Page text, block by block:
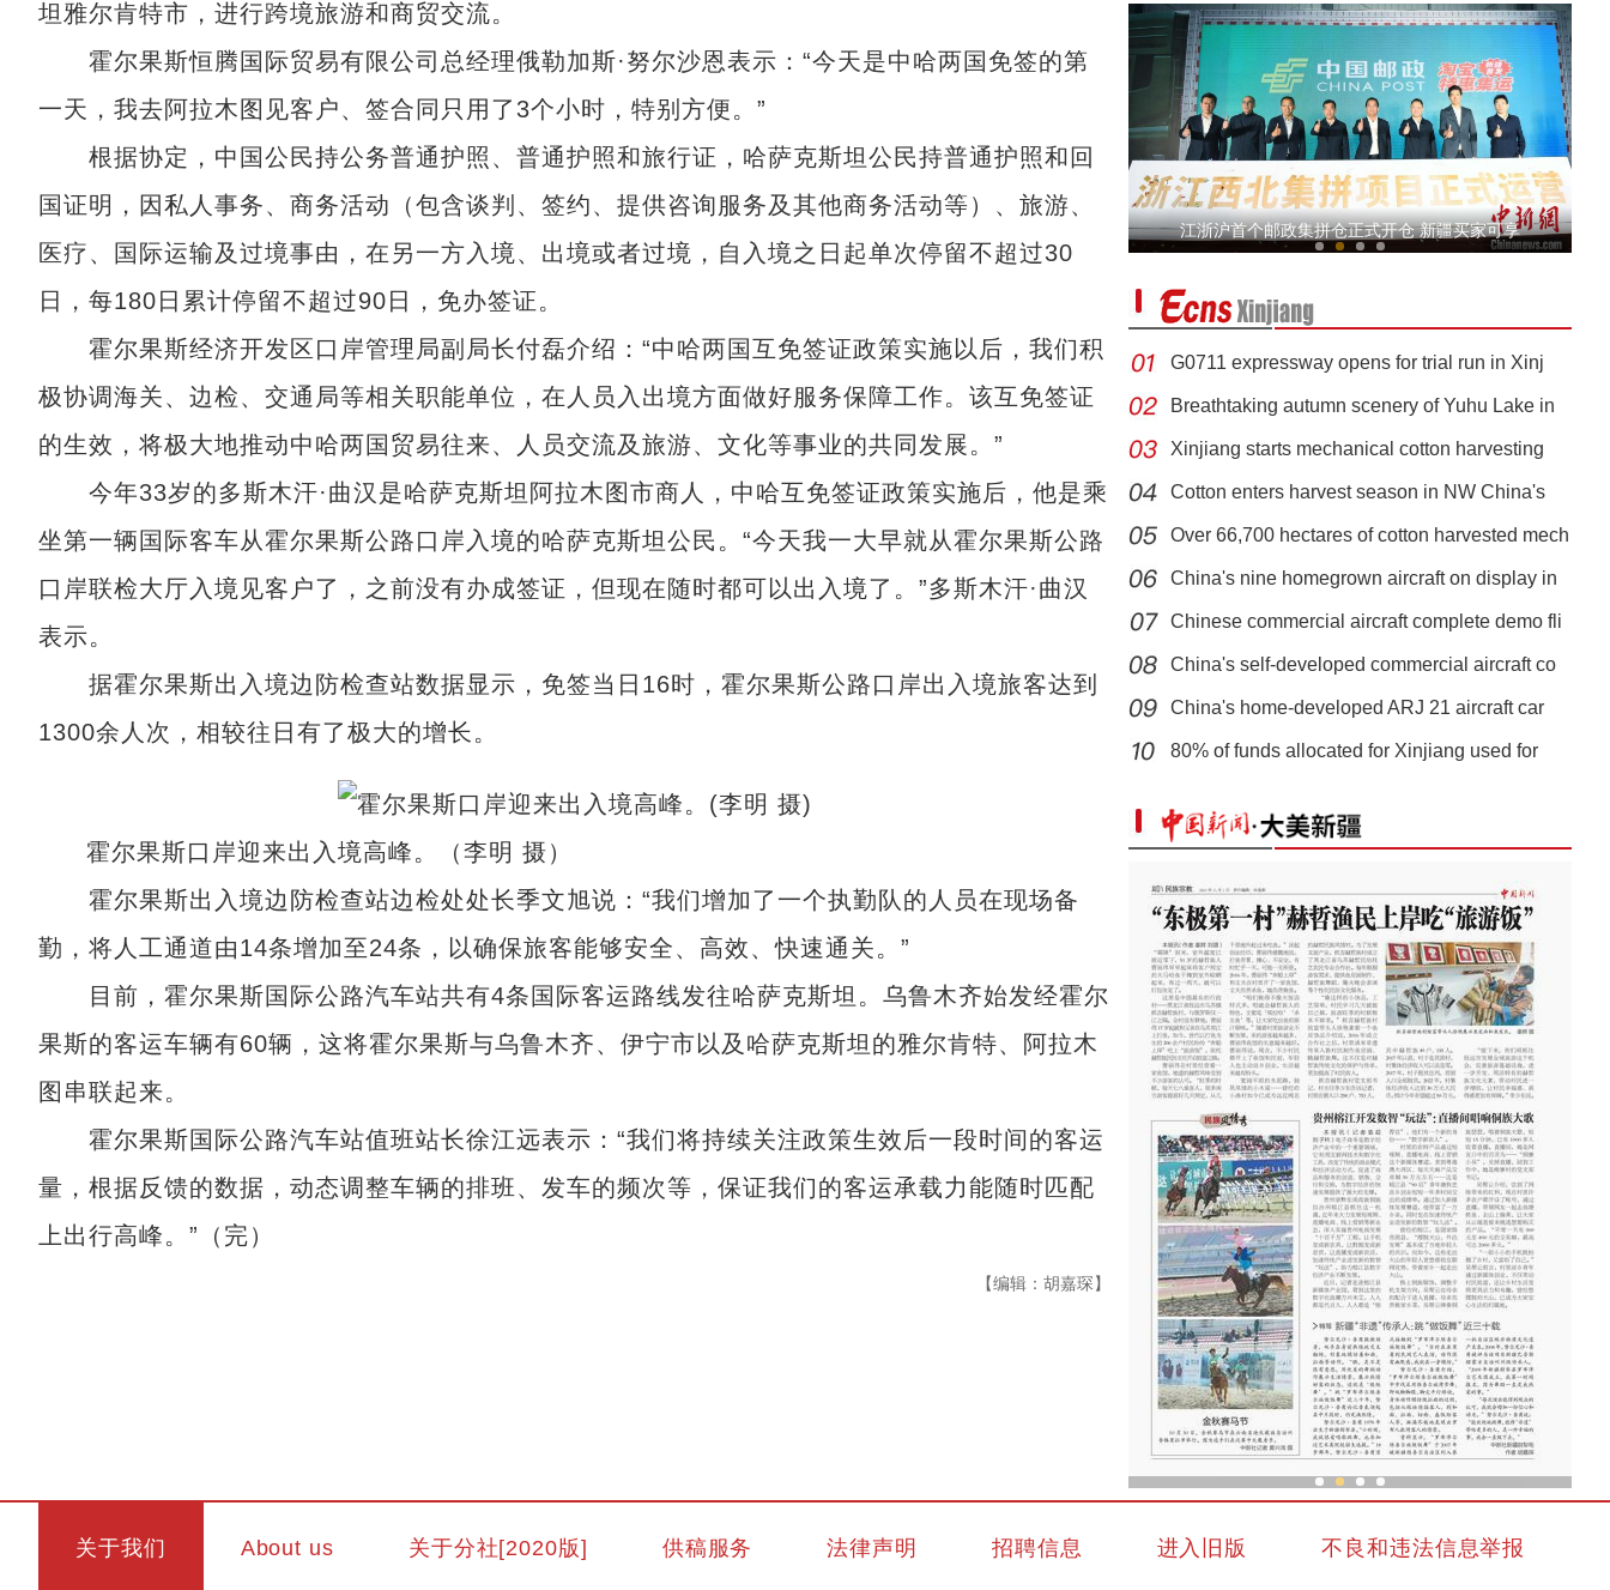
坦雅尔肯特市，进行跨境旅游和商贸交流。
霍尔果斯恒腾国际贸易有限公司总经理俄勒加斯·努尔沙恩表示：“今天是中哈两国免签的第
一天，我去阿拉木图见客户、签合同只用了3个小时，特别方便。”
根据协定，中国公民持公务普通护照、普通护照和旅行证，哈萨克斯坦公民持普通护照和回
国证明，因私人事务、商务活动（包含谈判、签约、提供咨询服务及其他商务活动等）、旅游、
医疗、国际运输及过境事由，在另一方入境、出境或者过境，自入境之日起单次停留不超过30
日，每180日累计停留不超过90日，免办签证。
霍尔果斯经济开发区口岸管理局副局长付磊介绍：“中哈两国互免签证政策实施以后，我们积
极协调海关、边检、交通局等相关职能单位，在人员入出境方面做好服务保障工作。该互免签证
的生效，将极大地推动中哈两国贸易往来、人员交流及旅游、文化等事业的共同发展。”
今年33岁的多斯木汗·曲汉是哈萨克斯坦阿拉木图市商人，中哈互免签证政策实施后，他是乘
坐第一辆国际客车从霍尔果斯公路口岸入境的哈萨克斯坦公民。“今天我一大早就从霍尔果斯公路
口岸联检大厅入境见客户了，之前没有办成签证，但现在随时都可以出入境了。”多斯木汗·曲汉
表示。
据霍尔果斯出入境边防检查站数据显示，免签当日16时，霍尔果斯公路口岸出入境旅客达到
1300余人次，相较往日有了极大的增长。
霍尔果斯口岸迎来出入境高峰。（李明 摄）
霍尔果斯出入境边防检查站边检处处长季文旭说：“我们增加了一个执勤队的人员在现场备
勤，将人工通道由14条增加至24条，以确保旅客能够安全、高效、快速通关。”
目前，霍尔果斯国际公路汽车站共有4条国际客运路线发往哈萨克斯坦。乌鲁木齐始发经霍尔
果斯的客运车辆有60辆，这将霍尔果斯与乌鲁木齐、伊宁市以及哈萨克斯坦的雅尔肯特、阿拉木
图串联起来。
霍尔果斯国际公路汽车站值班站长徐江远表示：“我们将持续关注政策生效后一段时间的客运
量，根据反馈的数据，动态调整车辆的排班、发车的频次等，保证我们的客运承载力能随时匹配
上出行高峰。”（完）
【编辑：胡嘉琛】
新疆红其拉甫口岸：出入境客流量持续攀升
中哈相互免签协定生效 霍尔果斯口岸迎出入境
江浙沪首个邮政集拼仓正式开仓 新疆买家可享
G0711 expressway opens for trial run in Xinj
Breathtaking autumn scenery of Yuhu Lake in
Xinjiang starts mechanical cotton harvesting
Cotton enters harvest season in NW China's
Over 66,700 hectares of cotton harvested mech
China's nine homegrown aircraft on display in
Chinese commercial aircraft complete demo fli
China's self-developed commercial aircraft co
China's home-developed ARJ 21 aircraft car
80% of funds allocated for Xinjiang used for
关于我们 About us 关于分社[2020版] 供稿服务 法律声明 招聘信息 进入旧版 不良和违法信息举报